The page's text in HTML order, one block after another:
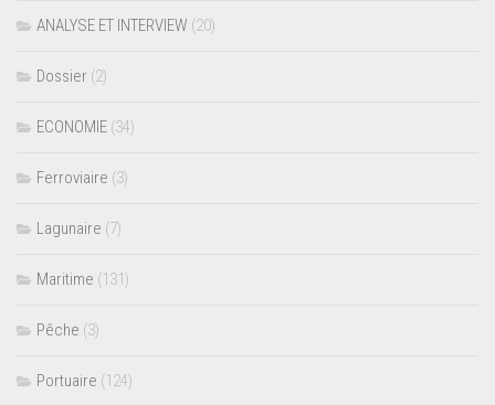
ANALYSE ET INTERVIEW (20)
Dossier (2)
ECONOMIE (34)
Ferroviaire (3)
Lagunaire (7)
Maritime (131)
Pêche (3)
Portuaire (124)